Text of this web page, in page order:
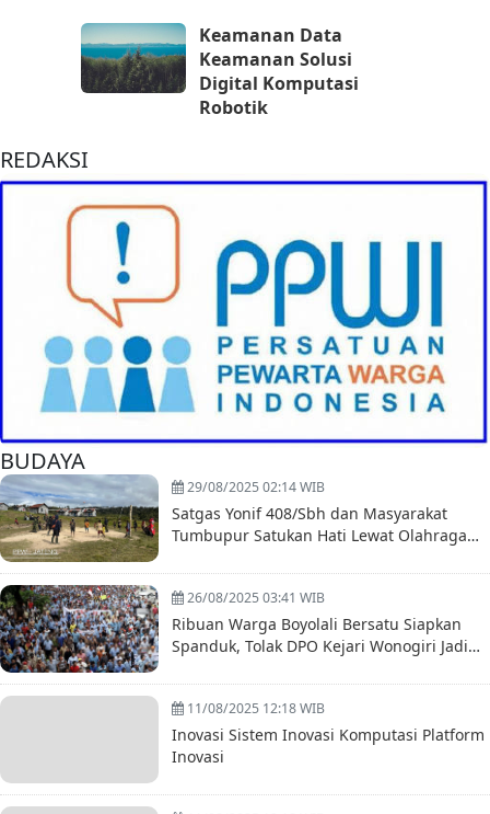
Keamanan Data
Keamanan Solusi
Digital Komputasi
Robotik
REDAKSI
BUDAYA
29/08/2025 02:14 WIB
Satgas Yonif 408/Sbh dan Masyarakat
Tumbupur Satukan Hati Lewat Olahraga
26/08/2025 03:41 WIB
Ribuan Warga Boyolali Bersatu Siapkan
Spanduk, Tolak DPO Kejari Wonogiri Jadi
11/08/2025 12:18 WIB
Inovasi Sistem Inovasi Komputasi Platform
Inovasi